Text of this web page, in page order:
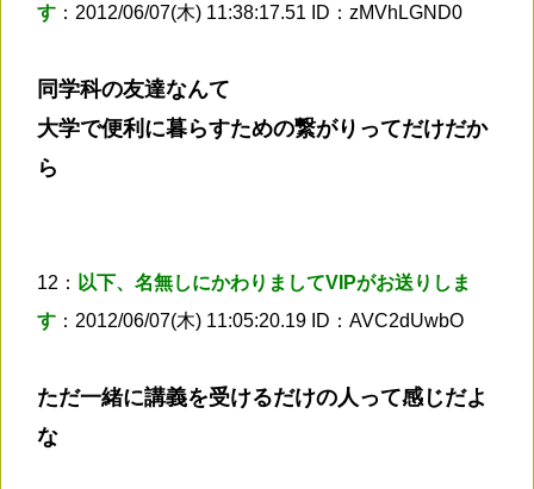
す ：2012/06/07(木) 11:38:17.51 ID：zMVhLGND0
同学科の友達なんて
大学で便利に暮らすための繋がりってだけだか
ら
12： 以下、名無しにかわりましてVIPがお送りしま
す ：2012/06/07(木) 11:05:20.19 ID：AVC2dUwbO
ただ一緒に講義を受けるだけの人って感じだよ
な